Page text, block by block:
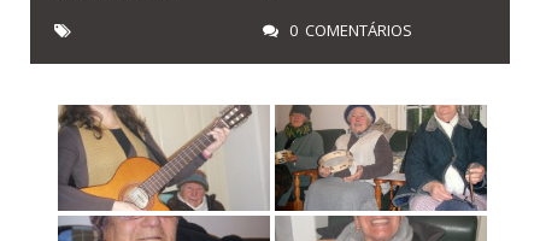
0 COMENTÁRIOS